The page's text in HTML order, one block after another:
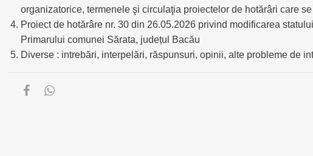
organizatorice, termenele şi circulaţia proiectelor de hotărâri care
Proiect de hotărâre nr. 30 din 26.05.2026 privind modificarea
Primarului comunei Sărata, județul Bacău
Diverse : intrebări, interpelări, răspunsuri, opinii, alte probleme de